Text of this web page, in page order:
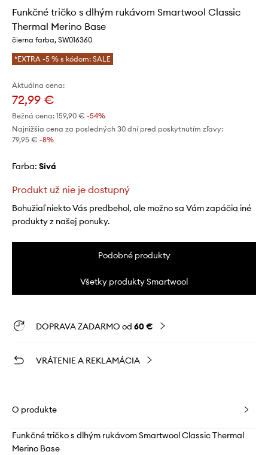
Funkčné tričko s dlhým rukávom Smartwool Classic
Thermal Merino Base
čierna farba, SW016360
*EXTRA -5 % s kódom: SALE
Aktuálna cena:
72,99 €
Bežná cena: 159,90 € -54%
Najnižšia cena za posledných 30 dní pred poskytnutím zľavy:
79,95 € -8%
Farba: sivá
Produkt už nie je dostupný
Bohužiaľ niekto Vás predbehol, ale možno sa Vám zapáčia iné
produkty z našej ponuky.
Podobné produkty
Všetky produkty Smartwool
DOPRAVA ZADARMO od 60 €
VRÁTENIE A REKLAMÁCIA
O produkte
Funkčné tričko s dlhým rukávom Smartwool Classic Thermal
Merino Base